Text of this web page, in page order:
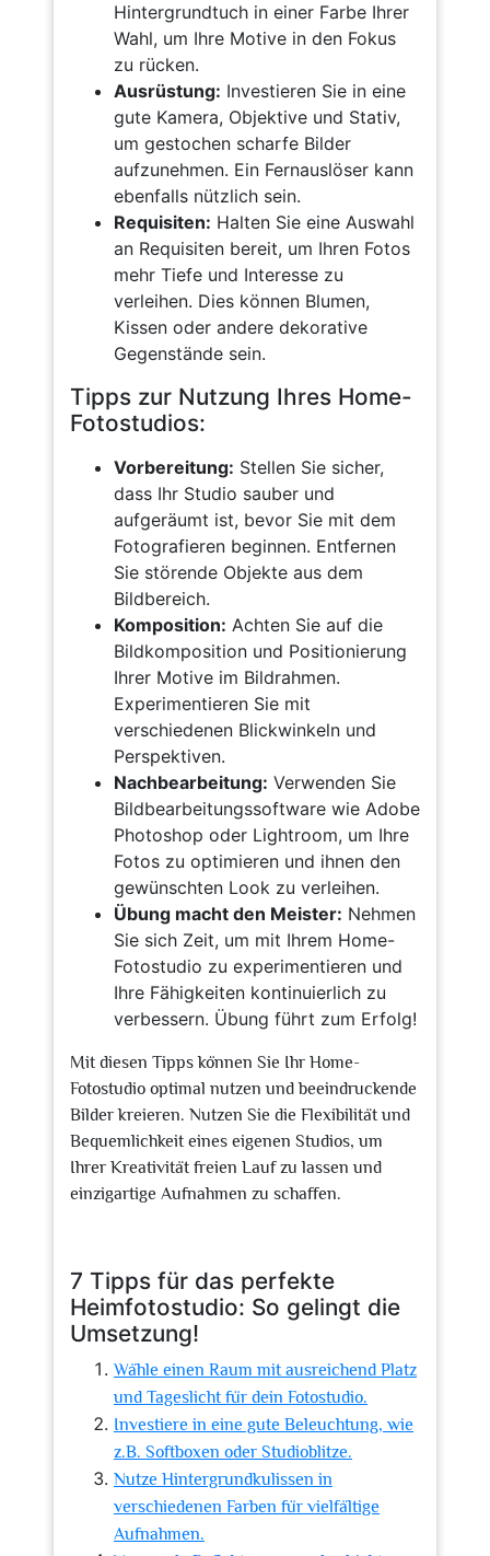
Hintergrundtuch in einer Farbe Ihrer
Wahl, um Ihre Motive in den Fokus
zu rücken.
Ausrüstung: Investieren Sie in eine
gute Kamera, Objektive und Stativ,
um gestochen scharfe Bilder
aufzunehmen. Ein Fernauslöser kann
ebenfalls nützlich sein.
Requisiten: Halten Sie eine Auswahl
an Requisiten bereit, um Ihren Fotos
mehr Tiefe und Interesse zu
verleihen. Dies können Blumen,
Kissen oder andere dekorative
Gegenstände sein.
Tipps zur Nutzung Ihres Home-
Fotostudios:
Vorbereitung: Stellen Sie sicher,
dass Ihr Studio sauber und
aufgeräumt ist, bevor Sie mit dem
Fotografieren beginnen. Entfernen
Sie störende Objekte aus dem
Bildbereich.
Komposition: Achten Sie auf die
Bildkomposition und Positionierung
Ihrer Motive im Bildrahmen.
Experimentieren Sie mit
verschiedenen Blickwinkeln und
Perspektiven.
Nachbearbeitung: Verwenden Sie
Bildbearbeitungssoftware wie Adobe
Photoshop oder Lightroom, um Ihre
Fotos zu optimieren und ihnen den
gewünschten Look zu verleihen.
Übung macht den Meister: Nehmen
Sie sich Zeit, um mit Ihrem Home-
Fotostudio zu experimentieren und
Ihre Fähigkeiten kontinuierlich zu
verbessern. Übung führt zum Erfolg!
Mit diesen Tipps können Sie Ihr Home-
Fotostudio optimal nutzen und beeindruckende
Bilder kreieren. Nutzen Sie die Flexibilität und
Bequemlichkeit eines eigenen Studios, um
Ihrer Kreativität freien Lauf zu lassen und
einzigartige Aufnahmen zu schaffen.
7 Tipps für das perfekte
Heimfotostudio: So gelingt die
Umsetzung!
Wähle einen Raum mit ausreichend Platz
und Tageslicht für dein Fotostudio.
Investiere in eine gute Beleuchtung, wie
z.B. Softboxen oder Studioblitze.
Nutze Hintergrundkulissen in
verschiedenen Farben für vielfältige
Aufnahmen.